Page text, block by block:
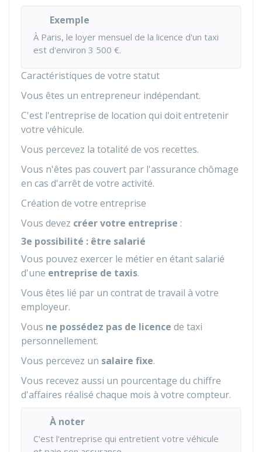
Exemple
À Paris, le loyer mensuel de la licence d'un taxi
est d'environ 3 500 €.
Caractéristiques de votre statut
Vous êtes un entrepreneur indépendant.
C'est l'entreprise de location qui doit entretenir
votre véhicule.
Vous percevez la totalité de vos recettes.
Vous n'êtes pas couvert par l'assurance chômage
en cas d'arrêt de votre activité.
Création de votre entreprise
Vous devez créer votre entreprise :
3e possibilité : être salarié
Vous pouvez exercer le métier en étant salarié
d'une entreprise de taxis.
Vous êtes lié par un contrat de travail à votre
employeur.
Vous ne possédez pas de licence de taxi
personnellement.
Vous percevez un salaire fixe.
Vous recevez aussi un pourcentage du chiffre
d'affaires réalisé chaque mois à votre compteur.
À noter
C'est l'entreprise qui entretient votre véhicule